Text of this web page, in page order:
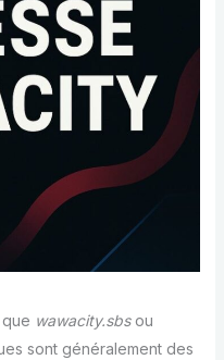
wawacity.sbsou
sont généralement des